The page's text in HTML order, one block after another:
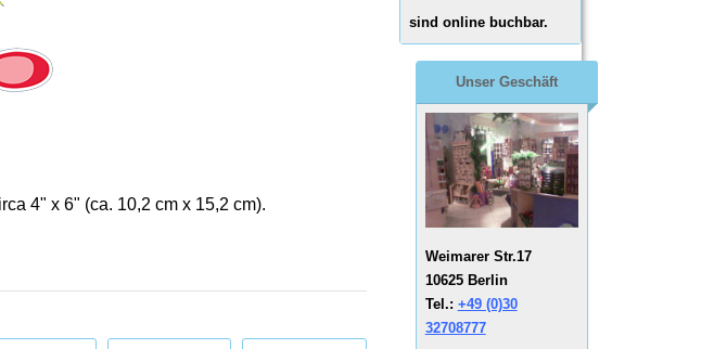
4" x 6" (ca. 10,2 cm x 15,2 cm).
sind online buchbar.
Unser Geschäft
Weimarer Str.17
10625 Berlin
Tel.: +49 (0)30
32708777